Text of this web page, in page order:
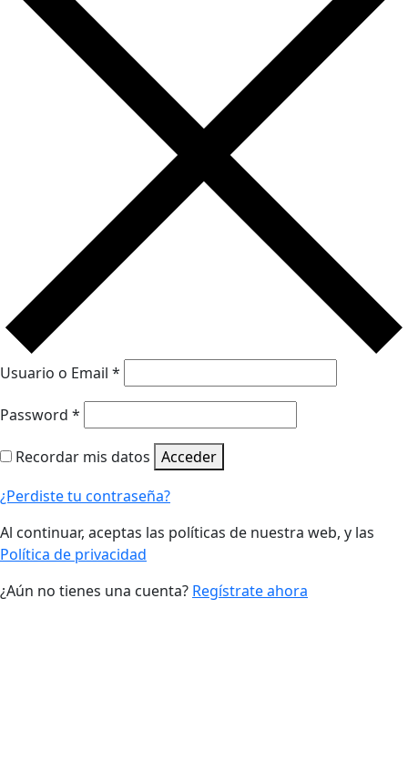
Usuario o Email *
Password *
Recordar mis datos Acceder
¿Perdiste tu contraseña?
Al continuar, aceptas las políticas de nuestra web, y las
Política de privacidad
¿Aún no tienes una cuenta? Regístrate ahora